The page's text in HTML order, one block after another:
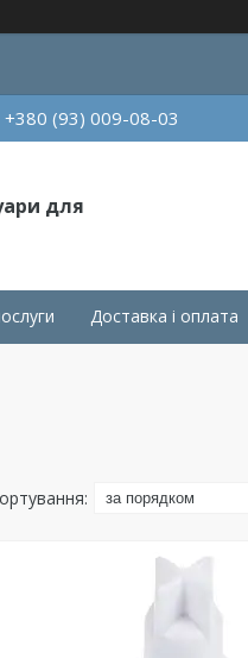
+380 (93) 009-08-03
для
Доставка і оплата